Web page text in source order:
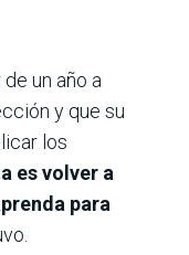
un año a
y que su
los
es volver a
para